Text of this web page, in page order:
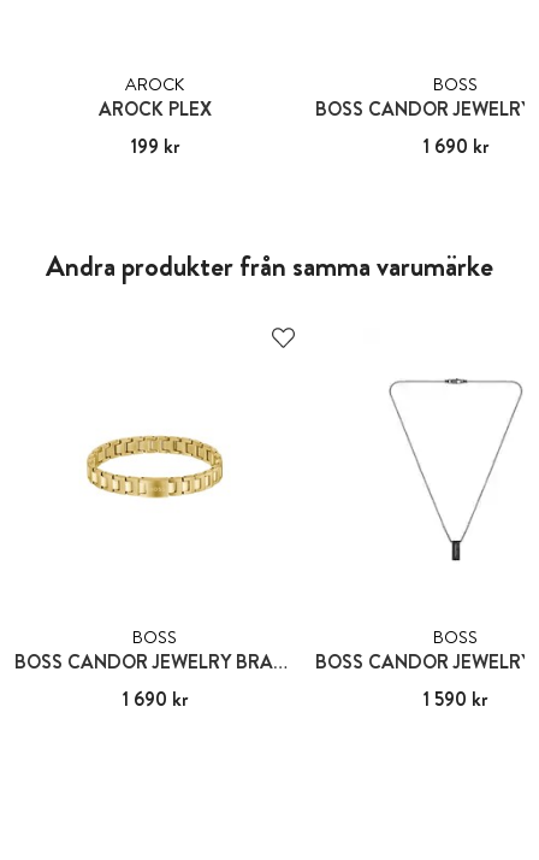
AROCK
AROCK PLEX
Pris:199 kr
199 kr
BOSS
Pris :1 690 kr
1 690 kr
Andra produkter från samma varumärke
BOSS
BOSS CANDOR JEWELRY BRACELET
Pris :1 690 kr
1 690 kr
BOSS
Pris :1 590 kr
1 590 kr